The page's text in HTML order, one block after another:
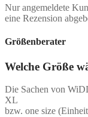
Nur angemeldete
eine Rezension
Größenberater
Welche Größe
Die Sachen von
XL
bzw. one size